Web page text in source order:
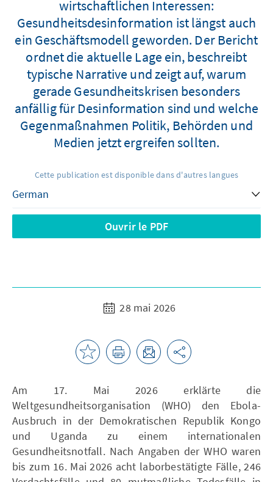
wirtschaftlichen Interessen:
Gesundheitsdesinformation ist längst auch
ein Geschäftsmodell geworden. Der Bericht
ordnet die aktuelle Lage ein, beschreibt
typische Narrative und zeigt auf, warum
gerade Gesundheitskrisen besonders
anfällig für Desinformation sind und welche
Gegenmaßnahmen Politik, Behörden und
Medien jetzt ergreifen sollten.
Cette publication est disponible dans d'autres langues
Ouvrir le PDF
28 mai 2026
Am 17. Mai 2026 erklärte die
Weltgesundheitsorganisation (WHO) den Ebola-
Ausbruch in der Demokratischen Republik Kongo
und Uganda zu einem internationalen
Gesundheitsnotfall. Nach Angaben der WHO waren
bis zum 16. Mai 2026 acht laborbestätigte Fälle, 246